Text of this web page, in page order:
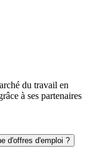
du travail en
à ses partenaires
d'offres d'emploi ?